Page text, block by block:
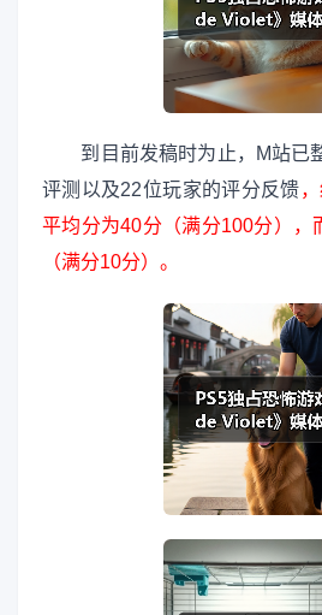
到目前发稿时为止，M站已
评测以及22位玩家的评分反馈
平均分为40分（满分100分），
（满分10分）。